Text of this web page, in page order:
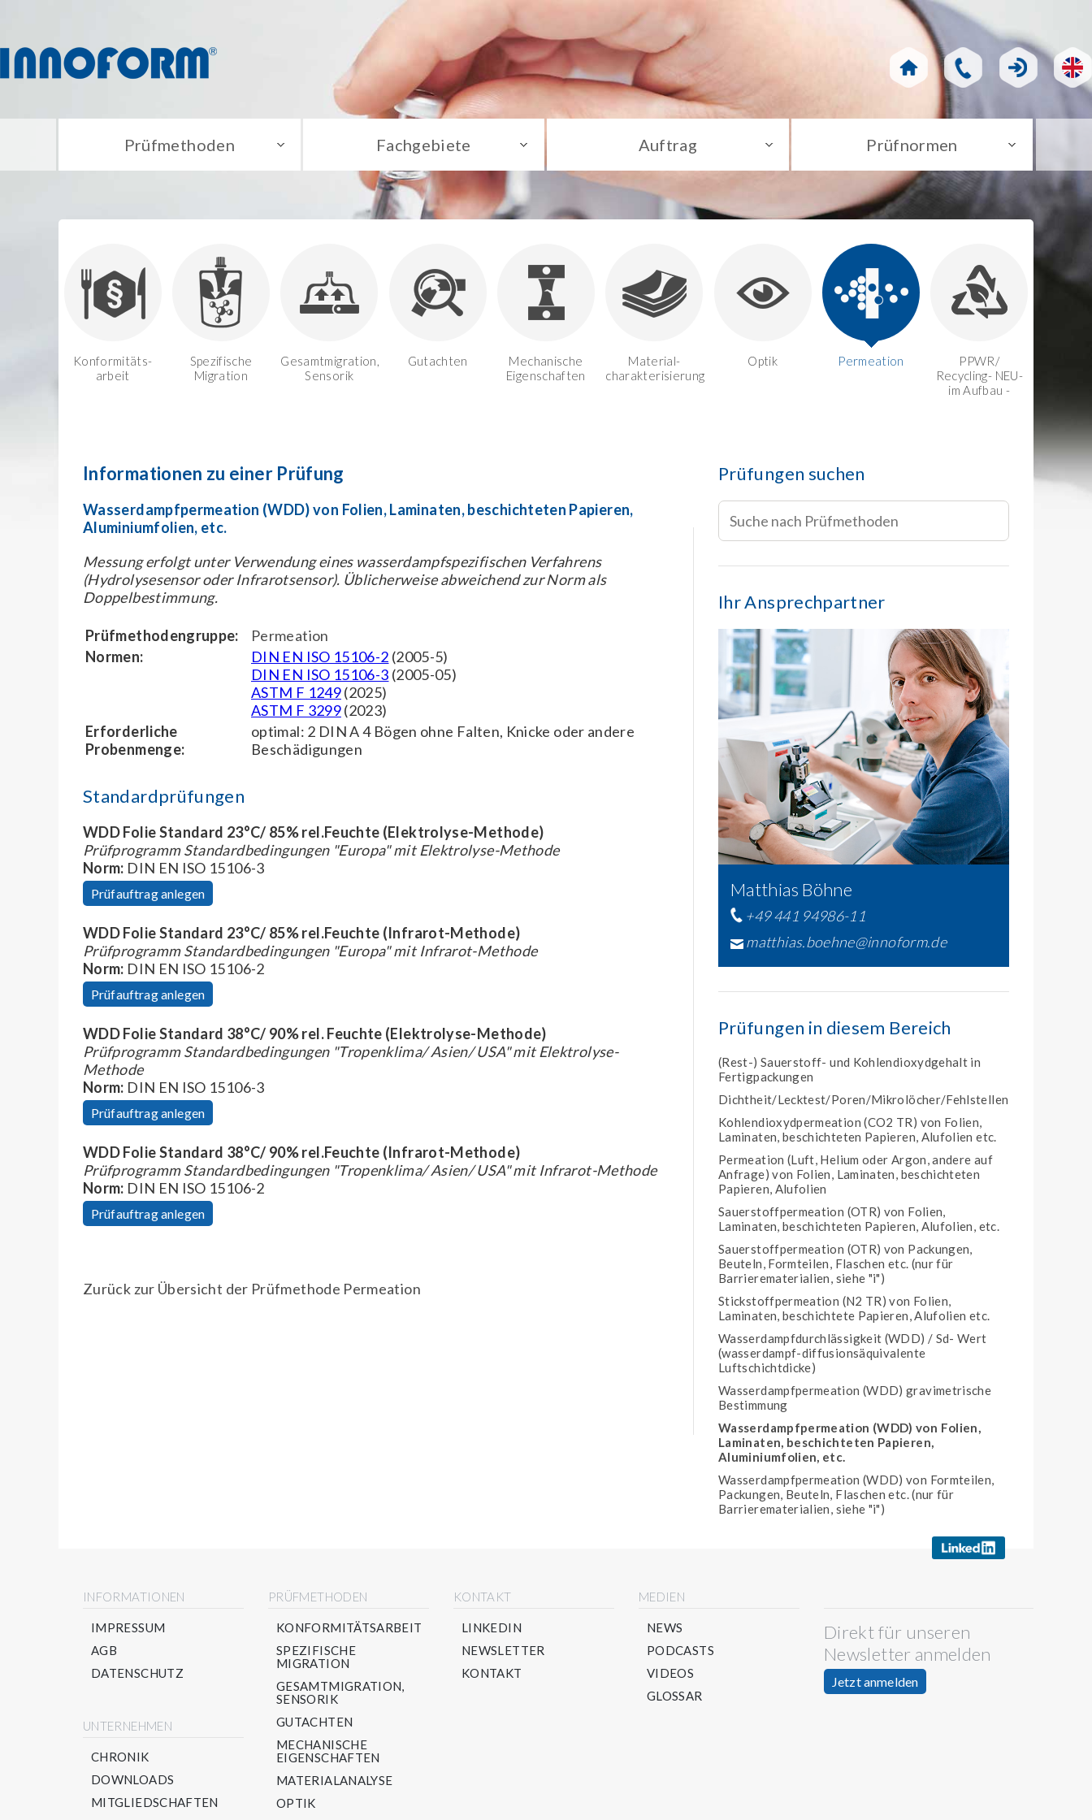
Prüfmethoden Fachgebiete Auftrag Prüfnormen
Konformitäts-
arbeit
Spezifische
Migration
Gesamtmigration,
Sensorik
Gutachten
Mechanische
Eigenschaften
Material-
charakterisierung
Optik Permeation
PPWR/
Recycling- NEU-
im Aufbau -
Informationen zu einer Prüfung
Wasserdampfpermeation (WDD) von Folien, Laminaten, beschichteten Papieren,
Aluminiumfolien, etc.
Messung erfolgt unter Verwendung eines wasserdampfspezifischen Verfahrens
(Hydrolysesensor oder Infrarotsensor). Üblicherweise abweichend zur Norm als
Doppelbestimmung.
Prüfmethodengruppe:
Permeation
Normen:
DIN EN ISO 15106-2 (2005-5)
DIN EN ISO 15106-3 (2005-05)
ASTM F 1249(2025)
ASTM F 3299(2023)
Erforderliche
Probenmenge:
optimal: 2 DIN A 4 Bögen ohne Falten, Knicke oder andere
Beschädigungen
Standardprüfungen
WDD Folie Standard 23°C/ 85% rel.Feuchte (Elektrolyse-Methode)
Prüfprogramm Standardbedingungen "Europa" mit Elektrolyse-Methode
Norm: DIN EN ISO 15106-3
Prüfauftrag anlegen
WDD Folie Standard 23°C/ 85% rel.Feuchte (Infrarot-Methode)
Prüfprogramm Standardbedingungen "Europa" mit Infrarot-Methode
Norm: DIN EN ISO 15106-2
Prüfauftrag anlegen
WDD Folie Standard 38°C/ 90% rel. Feuchte (Elektrolyse-Methode)
Prüfprogramm Standardbedingungen "Tropenklima/ Asien/ USA" mit Elektrolyse-
Methode
Norm: DIN EN ISO 15106-3
Prüfauftrag anlegen
WDD Folie Standard 38°C/ 90% rel.Feuchte (Infrarot-Methode)
Prüfprogramm Standardbedingungen "Tropenklima/ Asien/ USA" mit Infrarot-Methode
Norm: DIN EN ISO 15106-2
Prüfauftrag anlegen
Zurück zur Übersicht der Prüfmethode Permeation
Prüfungen suchen
Ihr Ansprechpartner
Matthias Böhne
+49 441 94986-11
matthias.boehne@innoform.de
Prüfungen in diesem Bereich
(Rest-) Sauerstoff- und Kohlendioxydgehalt in
Fertigpackungen
Dichtheit/Lecktest/Poren/Mikrolöcher/Fehlstellen
Kohlendioxydpermeation (CO2 TR) von Folien,
Laminaten, beschichteten Papieren, Alufolien etc.
Permeation (Luft, Helium oder Argon, andere auf
Anfrage) von Folien, Laminaten, beschichteten
Papieren, Alufolien
Sauerstoffpermeation (OTR) von Folien,
Laminaten, beschichteten Papieren, Alufolien, etc.
Sauerstoffpermeation (OTR) von Packungen,
Beuteln, Formteilen, Flaschen etc. (nur für
Barrierematerialien, siehe "i")
Stickstoffpermeation (N2 TR) von Folien,
Laminaten, beschichtete Papieren, Alufolien etc.
Wasserdampfdurchlässigkeit (WDD) / Sd- Wert
(wasserdampf-diffusionsäquivalente
Luftschichtdicke)
Wasserdampfpermeation (WDD) gravimetrische
Bestimmung
Wasserdampfpermeation (WDD) von Folien,
Laminaten, beschichteten Papieren,
Aluminiumfolien, etc.
Wasserdampfpermeation (WDD) von Formteilen,
Packungen, Beuteln, Flaschen etc. (nur für
Barrierematerialien, siehe "i")
INFORMATIONEN
IMPRESSUM
AGB
DATENSCHUTZ
UNTERNEHMEN
CHRONIK
DOWNLOADS
MITGLIEDSCHAFTEN
PRÜFMETHODEN
KONFORMITÄTSARBEIT
SPEZIFISCHE
MIGRATION
GESAMTMIGRATION,
SENSORIK
GUTACHTEN
MECHANISCHE
EIGENSCHAFTEN
MATERIALANALYSE
OPTIK
KONTAKT
LINKEDIN
NEWSLETTER
KONTAKT
MEDIEN
NEWS
PODCASTS
VIDEOS
GLOSSAR
Direkt für unseren
Newsletter anmelden
Jetzt anmelden